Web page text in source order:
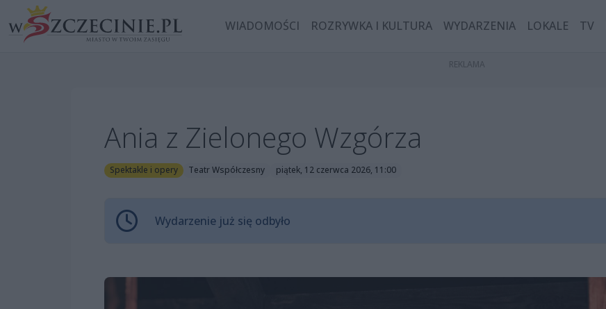
WIADOMOŚCI ROZRYWKA I KULTURA WYDARZENIA LOKALE TV
Ania z Zielonego Wzgórza
Spektakle i opery Teatr Współczesny piątek, 12 czerwca 2026, 11:00
Wydarzenie już się odbyło